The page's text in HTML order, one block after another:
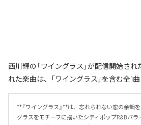
西川輝の「ワイングラス」が配信開始さ
れた楽曲は、「ワイングラス」を含む全1曲
**『ワイングラス』**は、忘れられない恋の余韻
グラスをモチーフに描いたシティポップR&Bバ